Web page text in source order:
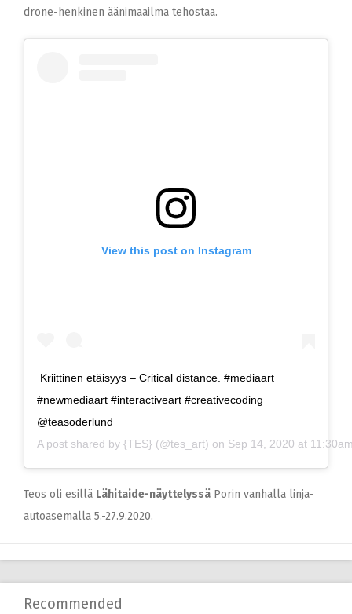
drone-henkinen äänimaailma tehostaa.
View this post on Instagram
Kriittinen etäisyys – Critical distance. #mediaart
#newmediaart #interactiveart #creativecoding
@teasoderlund
A post shared by {TES} (@tes_art) on Sep 14, 2020 at
Teos oli esillä Lähitaide-näyttelyssä Porin vanhalla linja-
autoasemalla 5.-27.9.2020.
Recommended